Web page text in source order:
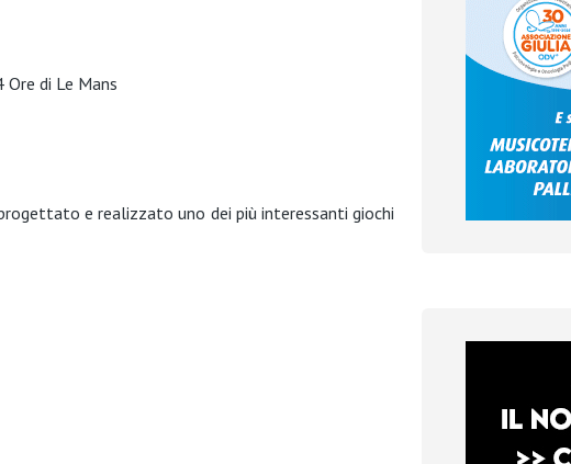
di Le Mans
e realizzato uno dei più interessanti giochi